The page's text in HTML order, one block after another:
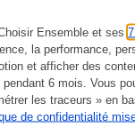
Ensemble et ses
la performance,
et afficher des
pendant 6 mois. Vous
les traceurs » en
de confidentialité